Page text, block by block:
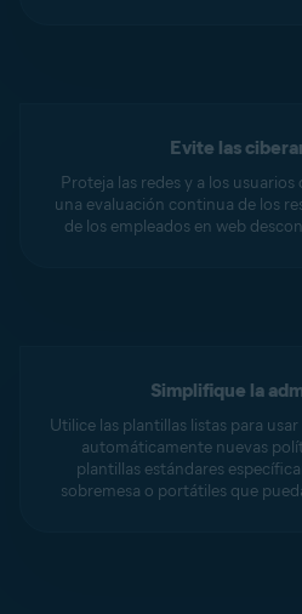
Evite las
Proteja las redes y a los
una evaluación continua de los
de los empleados en web
Simplifique la
Utilice las plantillas listas para
automáticamente nuevas
plantillas estándares
sobremesa o portátiles que